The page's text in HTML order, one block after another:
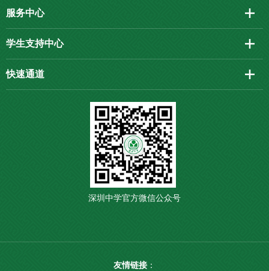
服务中心
学生支持中心
快速通道
深圳中学官方微信公众号
友情链接 ：